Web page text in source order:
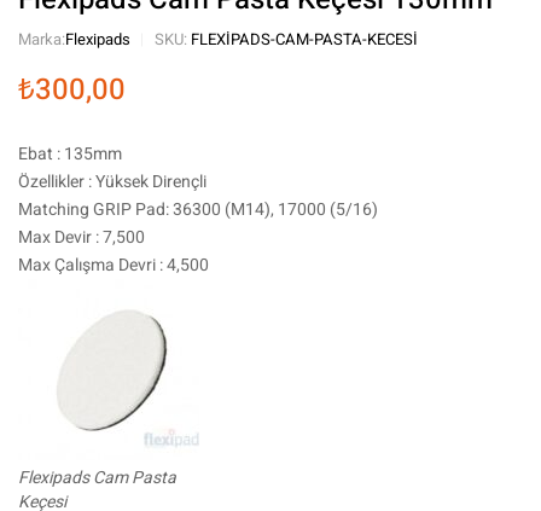
Marka:Flexipads SKU: FLEXIPADS-CAM-PASTA-KECESI
₺300,00
Ebat : 135mm
Özellikler : Yüksek Dirençli
Matching GRIP Pad: 36300 (M14), 17000 (5/16)
Max Devir : 7,500
Max Çalışma Devri : 4,500
Flexipads Cam Pasta
Keçesi